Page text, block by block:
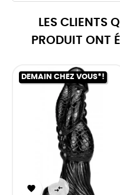
LES CLIENTS
PRODUIT ONT
DEMAIN CHEZ VOUS*!
 